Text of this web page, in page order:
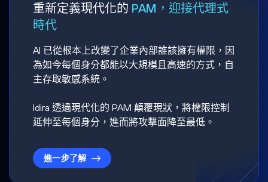
重新定義現代化的 PAM，迎接代理式
時代
AI 已從根本上改變了企業內部誰該擁有權限，因
為如今每個身分都能以大規模且高速的方式，自
主存取敏感系統。
Idira 透過現代化的 PAM 顛覆現狀，將權限控制
延伸至每個身分，進而將攻擊面降至最低。
進一步了解